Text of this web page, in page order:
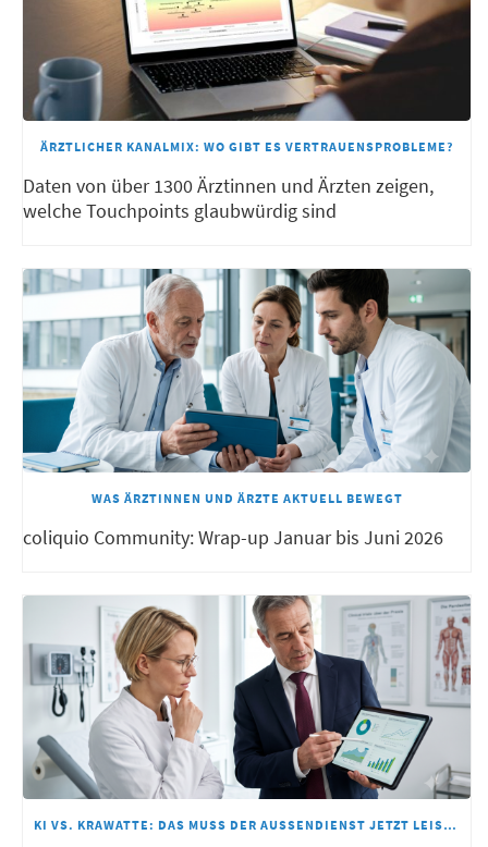
ÄRZTLICHER KANALMIX: WO GIBT ES VERTRAUENSPROBLEME?
Daten von über 1300 Ärztinnen und Ärzten zeigen,
welche Touchpoints glaubwürdig sind
WAS ÄRZTINNEN UND ÄRZTE AKTUELL BEWEGT
coliquio Community: Wrap-up Januar bis Juni 2026
KI VS. KRAWATTE: DAS MUSS DER AUSSENDIENST JETZT LEISTEN